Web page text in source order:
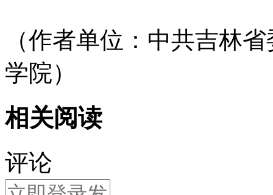
（作者单位：中共吉林
学院）
相关阅读
评论